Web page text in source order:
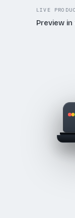
LIVE
Preview